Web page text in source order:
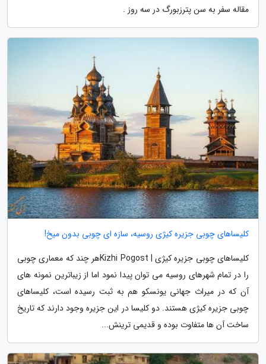
مقاله سفر به سن پترزبورگ در سه روز .
کلیساهای چوبی جزیره کیژی روسیه، سازه ای چوبی بدون میخ!
کلیساهای چوبی جزیره کیژی | Kizhi Pogostهر چند که معماری چوبی
را در تمام شهرهای روسیه می توان پیدا نمود اما از زیباترین نمونه های
آن که در میراث جهانی یونسکو هم به ثبت رسیده است، کلیساهای
چوبی جزیره کیژی هستند. دو کلیسا در این جزیره وجود دارند که تاریخ
ساخت آن ها متفاوت بوده و قدیمی ترینش...